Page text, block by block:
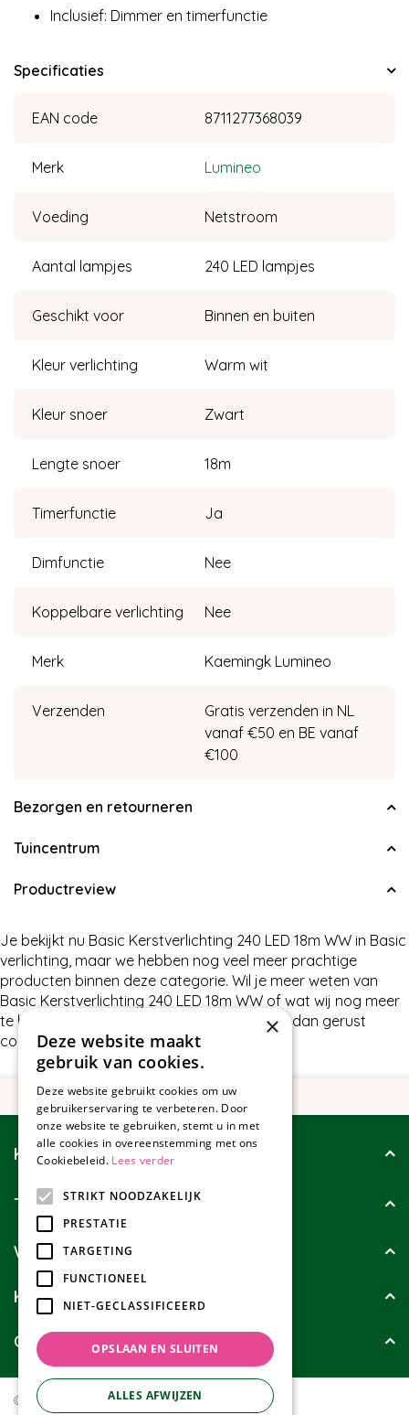
Inclusief: Dimmer en timerfunctie
Specificaties
EAN code 8711277368039
Merk Lumineo
Voeding Netstroom
Aantal lampjes 240 LED lampjes
Geschikt voor Binnen en buiten
Kleur verlichting Warm wit
Kleur snoer Zwart
Lengte snoer 18m
Timerfunctie Ja
Dimfunctie Nee
Koppelbare verlichting Nee
Merk Kaemingk Lumineo
Verzenden
Gratis verzenden in NL
vanaf €50 en BE vanaf
€100
Bezorgen en retourneren
Tuincentrum
Productreview
Je bekijkt nu Basic Kerstverlichting 240 LED 18m WW in Basic
verlichting, maar we hebben nog veel meer prachtige
producten binnen deze categorie. Wil je meer weten van
Basic Kerstverlichting 240 LED 18m WW of wat wij nog meer
te bieden hebben in Basic verlichting, neem dan gerust
contact met ons op.
Klantenservice
Tuincollectie
Wie zijn wij?
Klanten geven ons
Contact
© Tuincollectie.nl Green Solutions
×
Deze website maakt
gebruik van cookies.
Deze website gebruikt cookies om uw
gebruikerservaring te verbeteren. Door
onze website te gebruiken, stemt u in met
alle cookies in overeenstemming met ons
Cookiebeleid. Lees verder
STRIKT NOODZAKELIJK
PRESTATIE
TARGETING
FUNCTIONEEL
NIET-GECLASSIFICEERD
OPSLAAN EN SLUITEN
ALLES AFWIJZEN